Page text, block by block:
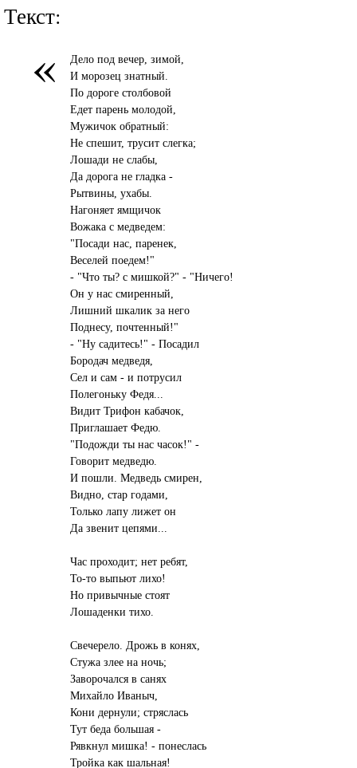
Текст:
«
Дело под вечер, зимой,
И морозец знатный.
По дороге столбовой
Едет парень молодой,
Мужичок обратный:
Не спешит, трусит слегка;
Лошади не слабы,
Да дорога не гладка -
Рытвины, ухабы.
Нагоняет ямщичок
Вожака с медведем:
"Посади нас, паренек,
Веселей поедем!"
- "Что ты? с мишкой?" - "Ничего!
Он у нас смиренный,
Лишний шкалик за него
Поднесу, почтенный!"
- "Ну садитесь!" - Посадил
Бородач медведя,
Сел и сам - и потрусил
Полегоньку Федя...
Видит Трифон кабачок,
Приглашает Федю.
"Подожди ты нас часок!" -
Говорит медведю.
И пошли. Медведь смирен,
Видно, стар годами,
Только лапу лижет он
Да звенит цепями...
Час проходит; нет ребят,
То-то выпьют лихо!
Но привычные стоят
Лошаденки тихо.
Свечерело. Дрожь в конях,
Стужа злее на ночь;
Заворочался в санях
Михайло Иваныч,
Кони дернули; стряслась
Тут беда большая -
Рявкнул мишка! - понеслась
Тройка как шальная!